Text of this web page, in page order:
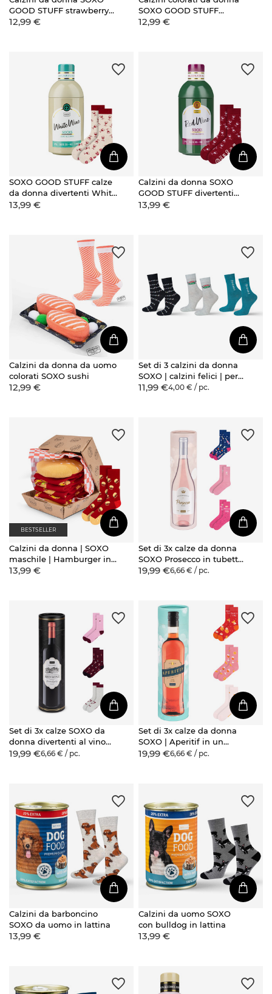
GOOD STUFF strawberry
jam in barattolo
12,99 €
SOXO GOOD STUFF
divertenti puro miele d'api
12,99 €
SOXO GOOD STUFF calze
da donna divertenti White
Wine in bottiglia regalo
13,99 €
Calzini da donna SOXO
GOOD STUFF divertenti
con vino rosso in bottiglia
13,99 €
Calzini da donna da uomo
colorati SOXO sushi
12,99 €
Set di 3 calzini da donna
SOXO | calzini felici | per
un fan della serie Friends
11,99 €4,00 € / pc.
BESTSELLER
Calzini da donna | SOXO
maschile | Hamburger in
scatola | idea regalo
13,99 €
Set di 3x calze da donna
SOXO Prosecco in tubetto
| regalo ideale per lei
19,99 €6,66 € / pc.
Set di 3x calze SOXO da
donna divertenti al vino
rosso in un tubo regalo
19,99 €6,66 € / pc.
Set di 3x calze da donna
SOXO | Aperitif in un
tubetto regalo
19,99 €6,66 € / pc.
Calzini da barboncino
SOXO da uomo in lattina
13,99 €
Calzini da uomo SOXO
con bulldog in lattina
13,99 €